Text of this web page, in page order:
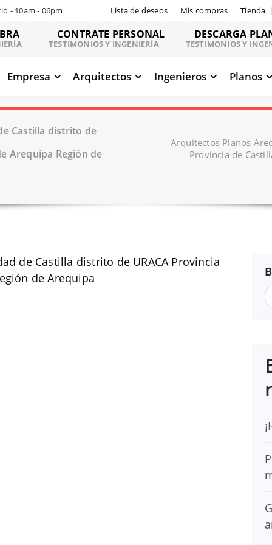
- 10am - 06pm Lista de deseos Mis compras Tienda
CONTRATE PERSONAL
TESTIMONIOS Y INGENIERÍA
DESCARGA
TESTIMONIOS Y
Empresa Arquitectos Ingenieros Planos
Castilla distrito de
Arequipa Región de
Arquitectos Planos
Provincia de
de Castilla distrito de URACA Provincia
de Arequipa